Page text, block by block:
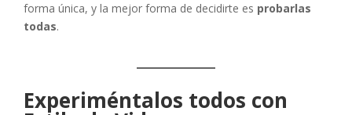
forma única, y la mejor forma de decidirte es probarlas
todas.
Experiméntalos todos con